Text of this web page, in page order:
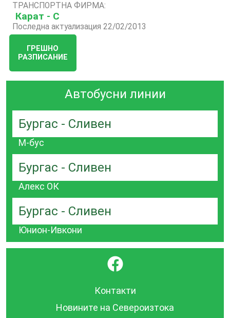
ТРАНСПОРТНА ФИРМА:
Карат - С
Последна актуализация 22/02/2013
ГРЕШНО
РАЗПИСАНИЕ
Автобусни линии
Бургас - Сливен
М-бус
Бургас - Сливен
Алекс ОК
Бургас - Сливен
Юнион-Ивкони
}
Контакти
Новините на Североизтока